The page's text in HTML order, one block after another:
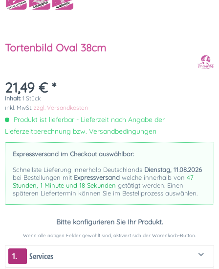
Tortenbild Oval 38cm
21,49 € *
Inhalt: 1 Stück
inkl. MwSt. zzgl. Versandkosten
Produkt ist lieferbar - Lieferzeit nach Angabe der
Lieferzeitberechnung bzw. Versandbedingungen
Expressversand im Checkout auswählbar:
Schnellste Lieferung innerhalb Deutschlands Dienstag, 11.08.2026
bei Bestellungen mit Expressversand welche innerhalb von 47
Stunden, 1 Minute und 18 Sekunden getätigt werden. Einen
späteren Liefertermin können Sie im Bestellprozess auswählen.
Bitte konfigurieren Sie Ihr Produkt.
Wenn alle nötigen Felder gewählt sind, aktiviert sich der Warenkorb-Button.
1. Services